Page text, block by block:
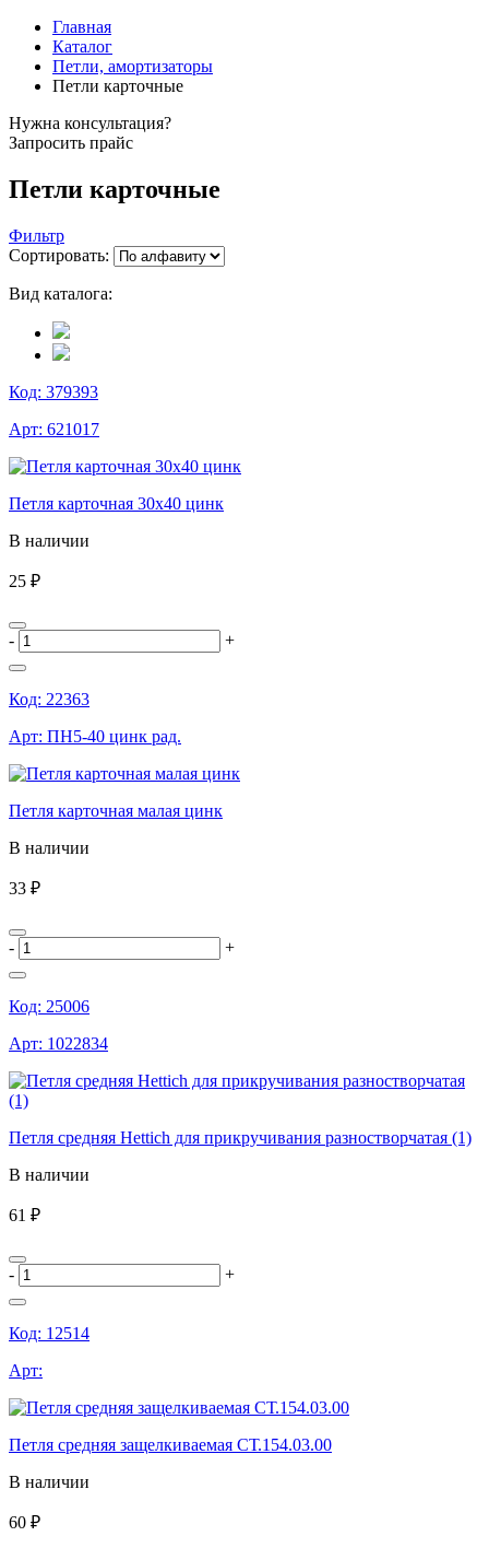
Главная
Каталог
Петли, амортизаторы
Петли карточные
Нужна консультация?
Запросить прайс
Петли карточные
Фильтр
Сортировать:
Вид каталога:
Код: 379393
Арт: 621017
Петля карточная 30х40 цинк
В наличии
25 ₽
- +
Код: 22363
Арт: ПН5-40 цинк рад.
Петля карточная малая цинк
В наличии
33 ₽
- +
Код: 25006
Арт: 1022834
Петля средняя Hettich для прикручивания разностворчатая (1)
В наличии
61 ₽
- +
Код: 12514
Арт:
Петля средняя защелкиваемая СТ.154.03.00
В наличии
60 ₽